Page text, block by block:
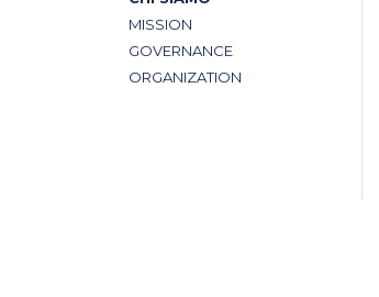
MISSION
GOVERNANCE
ORGANIZATION